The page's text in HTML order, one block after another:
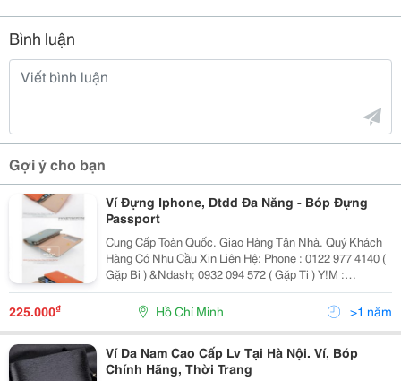
Bình luận
Gợi ý cho bạn
Ví Đựng Iphone, Dtdd Đa Năng - Bóp Đựng
Passport
Cung Cấp Toàn Quốc. Giao Hàng Tận Nhà. Quý Khách
Hàng Có Nhu Cầu Xin Liên Hệ: Phone : 0122 977 4140 (
Gặp Bi ) &Ndash; 0932 094 572 ( Gặp Ti ) Y!M :
Bjty_Style99 Hoặc Bjty_Style_Vn Địa Chỉ: 273/8 Phan
Văn Khỏe F5 Q6 Tp.hcm ( Gần Cầu
225.000₫ Hồ Chí Minh >1 năm
Ví Da Nam Cao Cấp Lv Tại Hà Nội. Ví, Bóp
Chính Hãng, Thời Trang